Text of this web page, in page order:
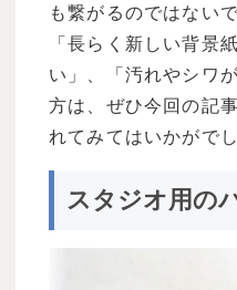
も繋がるのではない
「長らく新しい背景
い」、「汚れやシワ
方は、ぜひ今回の記
れてみてはいかがで
スタジオ用の